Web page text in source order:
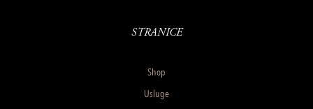
STRANICE
Shop
Usluge